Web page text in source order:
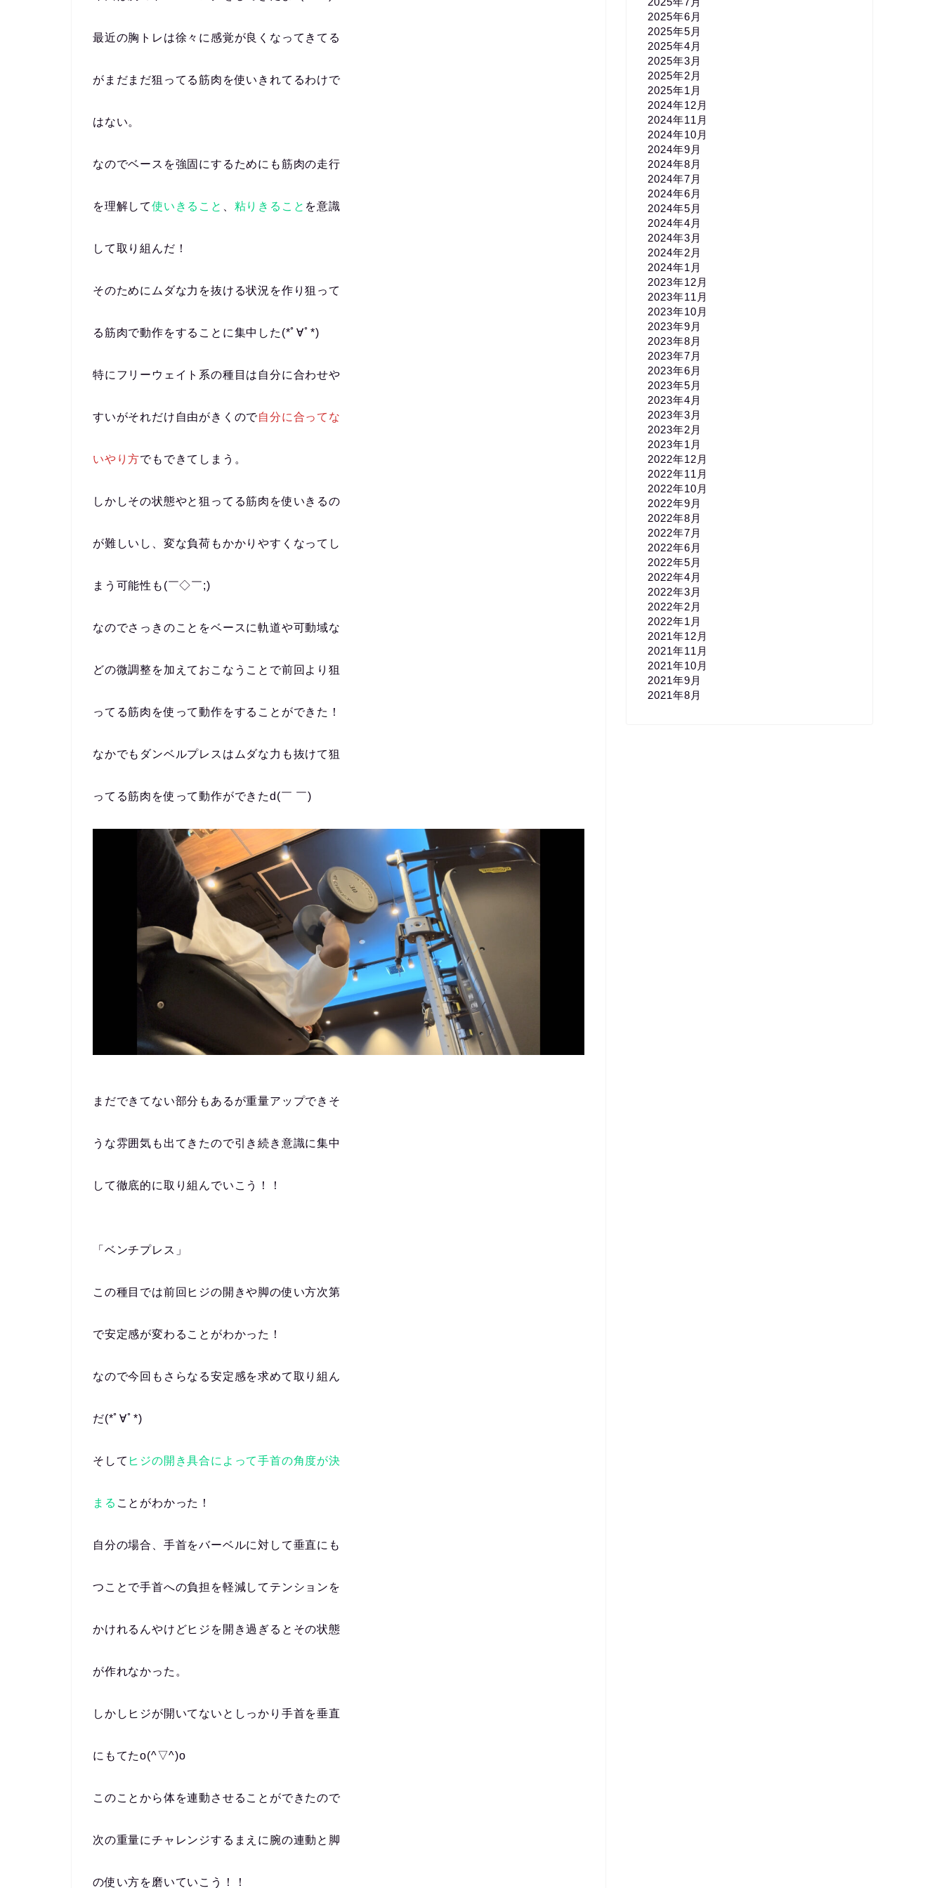
最近の胸トレは徐々に感覚が良くなってきてる
がまだまだ狙ってる筋肉を使いきれてるわけで
はない。
なのでベースを強固にするためにも筋肉の走行
を理解して使いきること 粘りきること を意識
して取り組んだ！
そのためにムダな力を抜ける状況を作り狙って
る筋肉で動作をすることに集中した(*ﾟ∀ﾟ*)
特にフリーウェイト系の種目は自分に合わせや
すいがそれだけ自由がきくので自分に合ってな
いやり方でもできてしまう。
しかしその状態やと狙ってる筋肉を使いきるの
が難しいし、変な負荷もかかりやすくなってし
まう可能性も(￣◇￣;)
なのでさっきのことをベースに軌道や可動域な
どの微調整を加えておこなうことで前回より狙
ってる筋肉を使って動作をすることができた！
なかでもダンベルプレスはムダな力も抜けて狙
ってる筋肉を使って動作ができたd(￣ ￣)
まだできてない部分もあるが重量アップできそ
うな雰囲気も出てきたので引き続き意識に集中
して徹底的に取り組んでいこう！！
「ベンチプレス」
この種目では前回ヒジの開きや脚の使い方次第
で安定感が変わることがわかった！
なので今回もさらなる安定感を求めて取り組ん
だ(*ﾟ∀ﾟ*)
そして ヒジの開き具合によって手首の角度が決
まる ことがわかった！
自分の場合、手首をバーベルに対して垂直にも
つことで手首への負担を軽減してテンションを
かけれるんやけどヒジを開き過ぎるとその状態
が作れなかった。
しかしヒジが開いてないとしっかり手首を垂直
にもてたo(^▽^)o
このことから体を連動させることができたので
次の重量にチャレンジするまえに腕の連動と脚
の使い方を磨いていこう！！
2025年6月
2025年5月
2025年4月
2025年3月
2025年2月
2025年1月
2024年12月
2024年11月
2024年10月
2024年9月
2024年8月
2024年7月
2024年6月
2024年5月
2024年4月
2024年3月
2024年2月
2024年1月
2023年12月
2023年11月
2023年10月
2023年9月
2023年8月
2023年7月
2023年6月
2023年5月
2023年4月
2023年3月
2023年2月
2023年1月
2022年12月
2022年11月
2022年10月
2022年9月
2022年8月
2022年7月
2022年6月
2022年5月
2022年4月
2022年3月
2022年2月
2022年1月
2021年12月
2021年11月
2021年10月
2021年9月
2021年8月